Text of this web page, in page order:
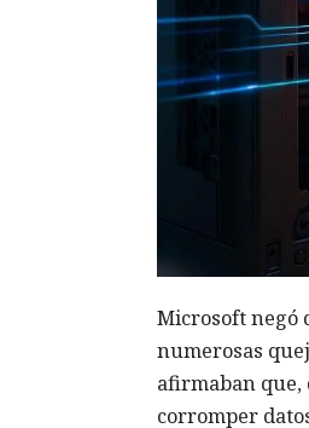
Microsoft negó
numerosas
afirmaban que,
corromper